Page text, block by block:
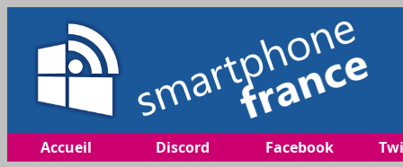
Accueil Discord Facebook